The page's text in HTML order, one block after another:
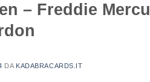
– Freddie
DA KADABRACARDS.IT